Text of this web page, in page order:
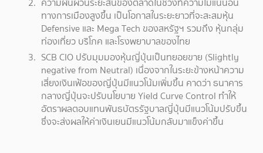
ความผันผวนระยะสั้นของตลาดในช่วงที่ความไม่แน่นอน
ทางการเมืองสูงขึ้น เป็นโอกาสในระยะยาวที่จะสะสมหุ้น
Defensive และ Mega Tech ของสหรัฐฯ รวมถึง หุ้นกลุ่ม
ท่องเที่ยว บริโภค และโรงพยาบาลของไทย
SCB CIO ปรับมุมมองหุ้นญี่ปุ่นเป็นทยอยขาย (Slightly
negative from Neutral) เนื่องจากในระยะข้างหน้าความ
เสี่ยงเงินเฟ้อของญี่ปุ่นมีแนวโน้มเพิ่มขึ้น คาดว่า ธนาคาร
กลางญี่ปุ่นจะปรับนโยบาย Yield Curve Control ทำให้
อัตราผลตอบแทนพันธบัตรรัฐบาลญี่ปุ่นมีแนวโน้มปรับขึ้น
ซึ่งจะส่งผลให้ค่าเงินเยนมีแนวโน้มกลับมาแข็งค่าขึ้น